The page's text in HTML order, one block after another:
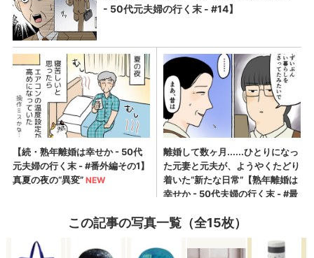
この記事の写真一覧（全15枚）